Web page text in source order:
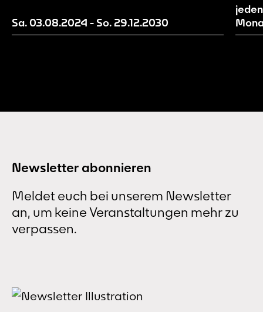
diese mit Hilfe von euch als
Besucher*innen weiter.
Sa. 03.08.2024 - So. 29.12.2030
Newsletter abonnieren
Meldet euch bei unserem Newsletter
an, um keine Veranstaltungen mehr zu
verpassen.